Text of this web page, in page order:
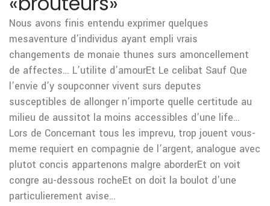
Nous avons finis entendu exprimer quelques
mesaventure d’individus ayant empli vrais
changements de monaie thunes surs amoncellement
de affectes… L’utilite d’amourEt Le celibat Sauf Que
l’envie d’y soupconner vivent surs deputes
susceptibles de allonger n’importe quelle certitude au
milieu de aussitot la moins accessibles d’une life…
Lors de Concernant tous les imprevu, trop jouent vous-
meme requiert en compagnie de l’argent, analogue avec
plutot concis appartenons malgre aborderEt on voit
congre au-dessous rocheEt on doit la boulot d’une
particulierement avise…